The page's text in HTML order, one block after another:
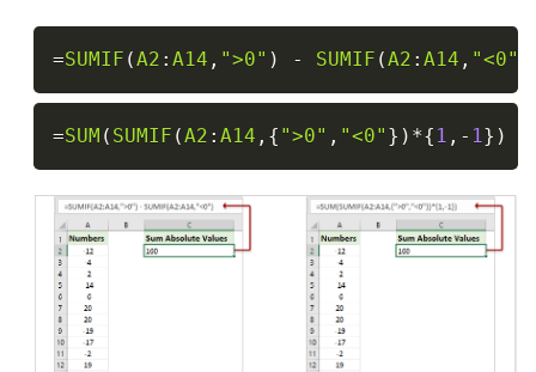
=SUMIF (A2 : A14 , ">0" ) - SUMIF (A2 : A14 , "<0"
Copy
=SUM ( SUMIF (A2 : A14 , { ">0" , "<0" } ) *{ 1 , - 1} )
Copy